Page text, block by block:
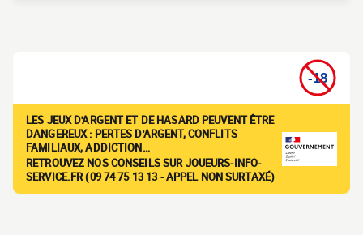
LES JEUX D'ARGENT ET DE HASARD PEUVENT ÊTRE
DANGEREUX : PERTES D'ARGENT, CONFLITS
FAMILIAUX, ADDICTION…
RETROUVEZ NOS CONSEILS SUR JOUEURS-INFO-
SERVICE.FR (09 74 75 13 13 - APPEL NON SURTAXÉ)